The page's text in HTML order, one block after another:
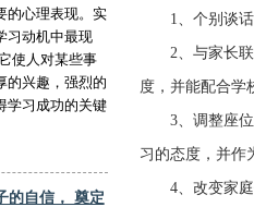
1、个别谈
2、与家长
度，并能配合学
3、调整座
习的态度，并
4、改变家
的心理表现。实
习动机中最现
使人对某些事
的兴趣，强烈的
学习成功的关键
的自信， 奠定